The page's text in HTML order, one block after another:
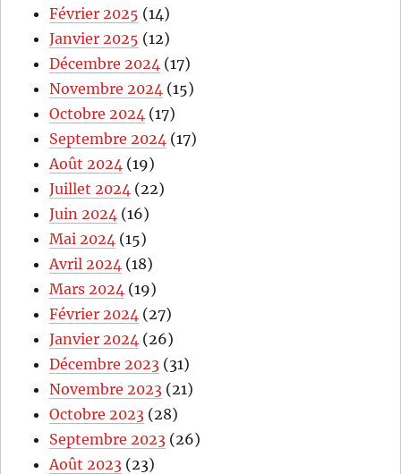
Février 2025 (14)
Janvier 2025 (12)
Décembre 2024 (17)
Novembre 2024 (15)
Octobre 2024 (17)
Septembre 2024 (17)
Août 2024 (19)
Juillet 2024 (22)
Juin 2024 (16)
Mai 2024 (15)
Avril 2024 (18)
Mars 2024 (19)
Février 2024 (27)
Janvier 2024 (26)
Décembre 2023 (31)
Novembre 2023 (21)
Octobre 2023 (28)
Septembre 2023 (26)
Août 2023 (23)